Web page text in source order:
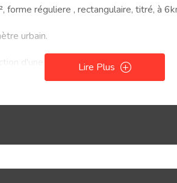
forme réguliere , rectangulaire, titré, à
urbain.
d'une grande villa.Lire Plus